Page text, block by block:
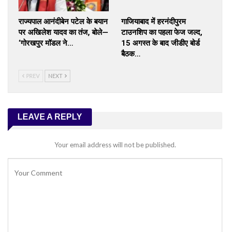
राज्यपाल आनंदीबेन पटेल के बयान
पर अखिलेश यादव का तंज, बोले—
‘गोरखपुर मॉडल ने…
गाजियाबाद में हरनंदीपुरम
टाउनशिप का पहला फेज जल्द,
15 अगस्त के बाद जीडीए बोर्ड
बैठक…
PREV NEXT
LEAVE A REPLY
Your email address will not be published.